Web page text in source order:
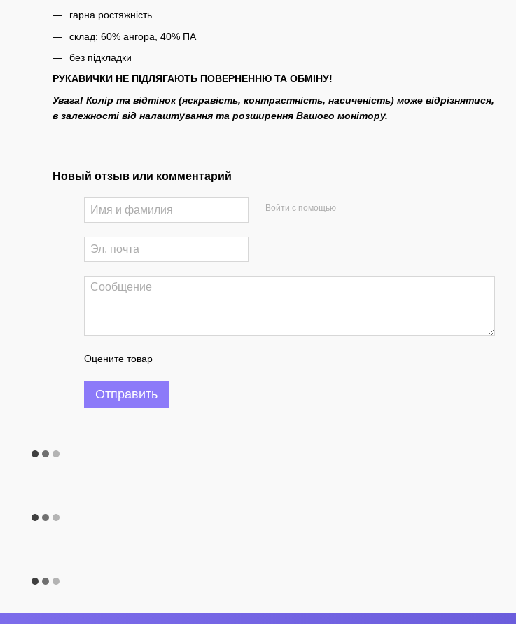
гарна ростяжність
склад: 60% ангора, 40% ПА
без підкладки
РУКАВИЧКИ НЕ ПІДЛЯГАЮТЬ ПОВЕРНЕННЮ ТА ОБМІНУ!
Увага! Колір та відтінок (яскравість, контрастність, насиченість) може відрізнятися,
в залежності від налаштування та розширення Вашого монітору.
Новый отзыв или комментарий
Войти с помощью
Оцените товар
Отправить